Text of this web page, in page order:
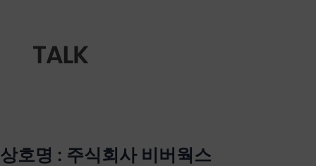
상호명 : 주식회사 비버웍스